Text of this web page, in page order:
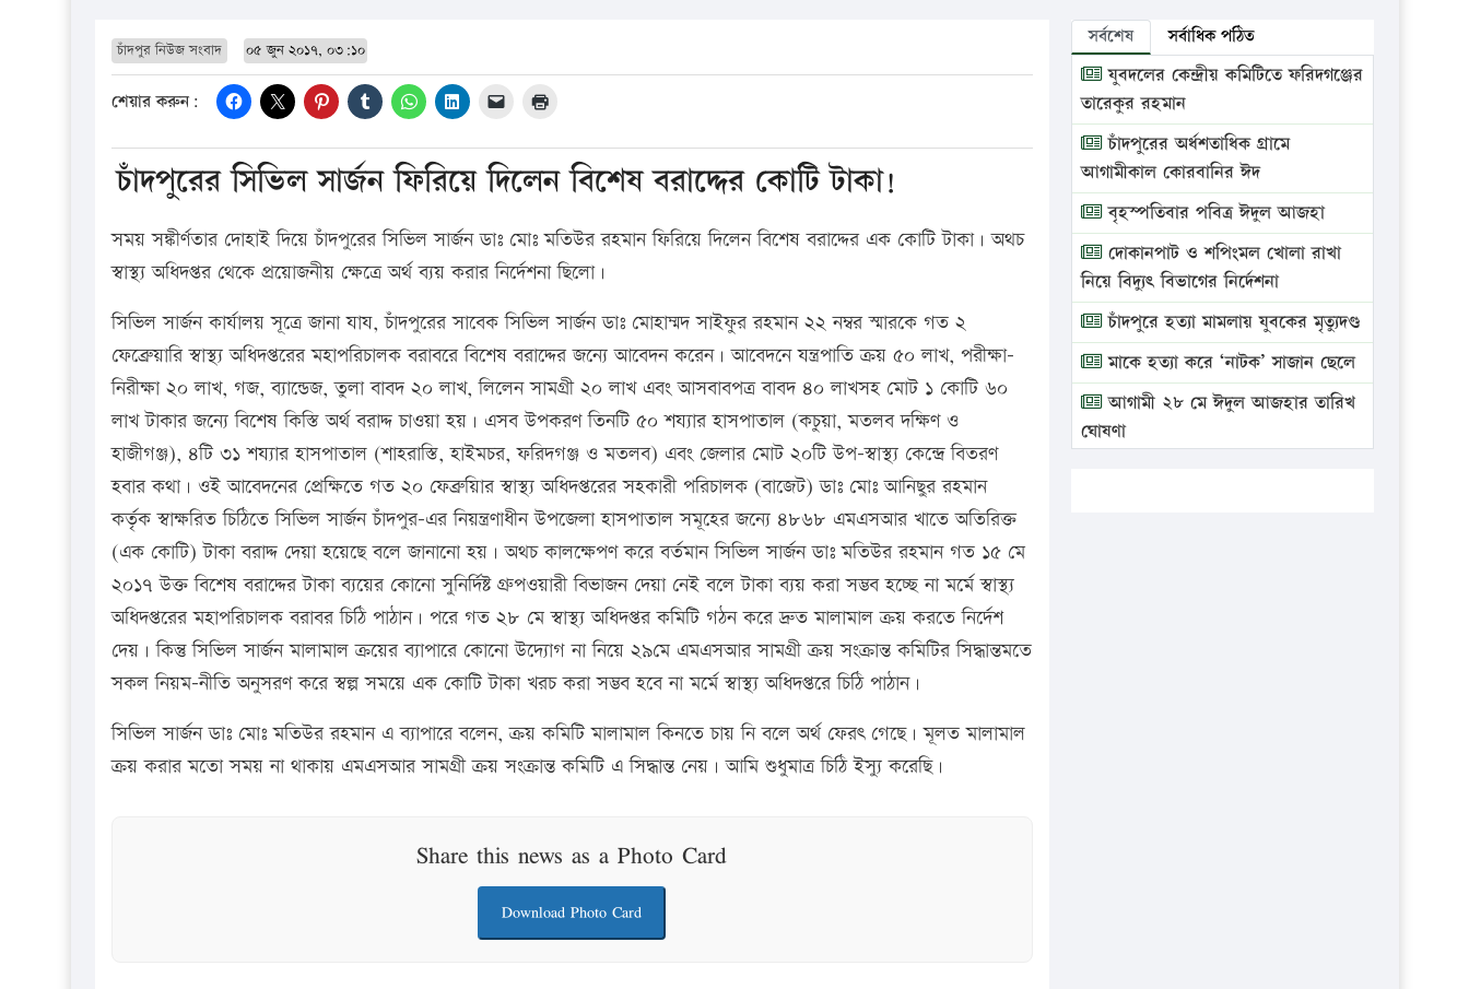
চাঁদপুর নিউজ সংবাদ ০৫ জুন ২০১৭, ০৩:১০
শেয়ার করুন:
চাঁদপুরের সিভিল সার্জন ফিরিয়ে দিলেন বিশেষ বরাদ্দের কোটি টাকা!
সময় সঙ্কীর্ণতার দোহাই দিয়ে চাঁদপুরের সিভিল সার্জন ডাঃ মোঃ মতিউর রহমান ফিরিয়ে দিলেন বিশেষ বরাদ্দের এক কোটি টাকা। অথচ
স্বাস্থ্য অধিদপ্তর থেকে প্রয়োজনীয় ক্ষেত্রে অর্থ ব্যয় করার নির্দেশনা ছিলো।
সিভিল সার্জন কার্যালয় সূত্রে জানা যায, চাঁদপুরের সাবেক সিভিল সার্জন ডাঃ মোহাম্মদ সাইফুর রহমান ২২ নম্বর স্মারকে গত ২
ফেব্রেুয়ারি স্বাস্থ্য অধিদপ্তরের মহাপরিচালক বরাবরে বিশেষ বরাদ্দের জন্যে আবেদন করেন। আবেদনে যন্ত্রপাতি ক্রয় ৫০ লাখ, পরীক্ষা-
নিরীক্ষা ২০ লাখ, গজ, ব্যান্ডেজ, তুলা বাবদ ২০ লাখ, লিলেন সামগ্রী ২০ লাখ এবং আসবাবপত্র বাবদ ৪০ লাখসহ মোট ১ কোটি ৬০
লাখ টাকার জন্যে বিশেষ কিস্তি অর্থ বরাদ্দ চাওয়া হয়। এসব উপকরণ তিনটি ৫০ শয্যার হাসপাতাল (কচুয়া, মতলব দক্ষিণ ও
হাজীগঞ্জ), ৪টি ৩১ শয্যার হাসপাতাল (শাহরাস্তি, হাইমচর, ফরিদগঞ্জ ও মতলব) এবং জেলার মোট ২০টি উপ-স্বাস্থ্য কেন্দ্রে বিতরণ
হবার কথা। ওই আবেদনের প্রেক্ষিতে গত ২০ ফেব্রুয়াির স্বাস্থ্য অধিদপ্তরের সহকারী পরিচালক (বাজেট) ডাঃ মোঃ আনিছুর রহমান
কর্তৃক স্বাক্ষরিত চিঠিতে সিভিল সার্জন চাঁদপুর-এর নিয়ন্ত্রণাধীন উপজেলা হাসপাতাল সমূহের জন্যে ৪৮৬৮ এমএসআর খাতে অতিরিক্ত
(এক কোটি) টাকা বরাদ্দ দেয়া হয়েছে বলে জানানো হয়। অথচ কালক্ষেপণ করে বর্তমান সিভিল সার্জন ডাঃ মতিউর রহমান গত ১৫ মে
২০১৭ উক্ত বিশেষ বরাদ্দের টাকা ব্যয়ের কোনো সুনির্দিষ্ট গ্রুপওয়ারী বিভাজন দেয়া নেই বলে টাকা ব্যয় করা সম্ভব হচ্ছে না মর্মে স্বাস্থ্য
অধিদপ্তরের মহাপরিচালক বরাবর চিঠি পাঠান। পরে গত ২৮ মে স্বাস্থ্য অধিদপ্তর কমিটি গঠন করে দ্রুত মালামাল ক্রয় করতে নির্দেশ
দেয়। কিন্তু সিভিল সার্জন মালামাল ক্রয়ের ব্যাপারে কোনো উদ্যোগ না নিয়ে ২৯মে এমএসআর সামগ্রী ক্রয় সংক্রান্ত কমিটির সিদ্ধান্তমতে
সকল নিয়ম-নীতি অনুসরণ করে স্বল্প সময়ে এক কোটি টাকা খরচ করা সম্ভব হবে না মর্মে স্বাস্থ্য অধিদপ্তরে চিঠি পাঠান।
সিভিল সার্জন ডাঃ মোঃ মতিউর রহমান এ ব্যাপারে বলেন, ক্রয় কমিটি মালামাল কিনতে চায় নি বলে অর্থ ফেরৎ গেছে। মূলত মালামাল
ক্রয় করার মতো সময় না থাকায় এমএসআর সামগ্রী ক্রয় সংক্রান্ত কমিটি এ সিদ্ধান্ত নেয়। আমি শুধুমাত্র চিঠি ইস্যু করেছি।
Share this news as a Photo Card
Download Photo Card
সর্বশেষ সর্বাধিক পঠিত
যুবদলের কেন্দ্রীয় কমিটিতে ফরিদগঞ্জের
তারেকুর রহমান
চাঁদপুরের অর্ধশতাধিক গ্রামে
আগামীকাল কোরবানির ঈদ
বৃহস্পতিবার পবিত্র ঈদুল আজহা
দোকানপাট ও শপিংমল খোলা রাখা
নিয়ে বিদ্যুৎ বিভাগের নির্দেশনা
চাঁদপুরে হত্যা মামলায় যুবকের মৃত্যুদণ্ড
মাকে হত্যা করে ‘নাটক’ সাজান ছেলে
আগামী ২৮ মে ঈদুল আজহার তারিখ
ঘোষণা